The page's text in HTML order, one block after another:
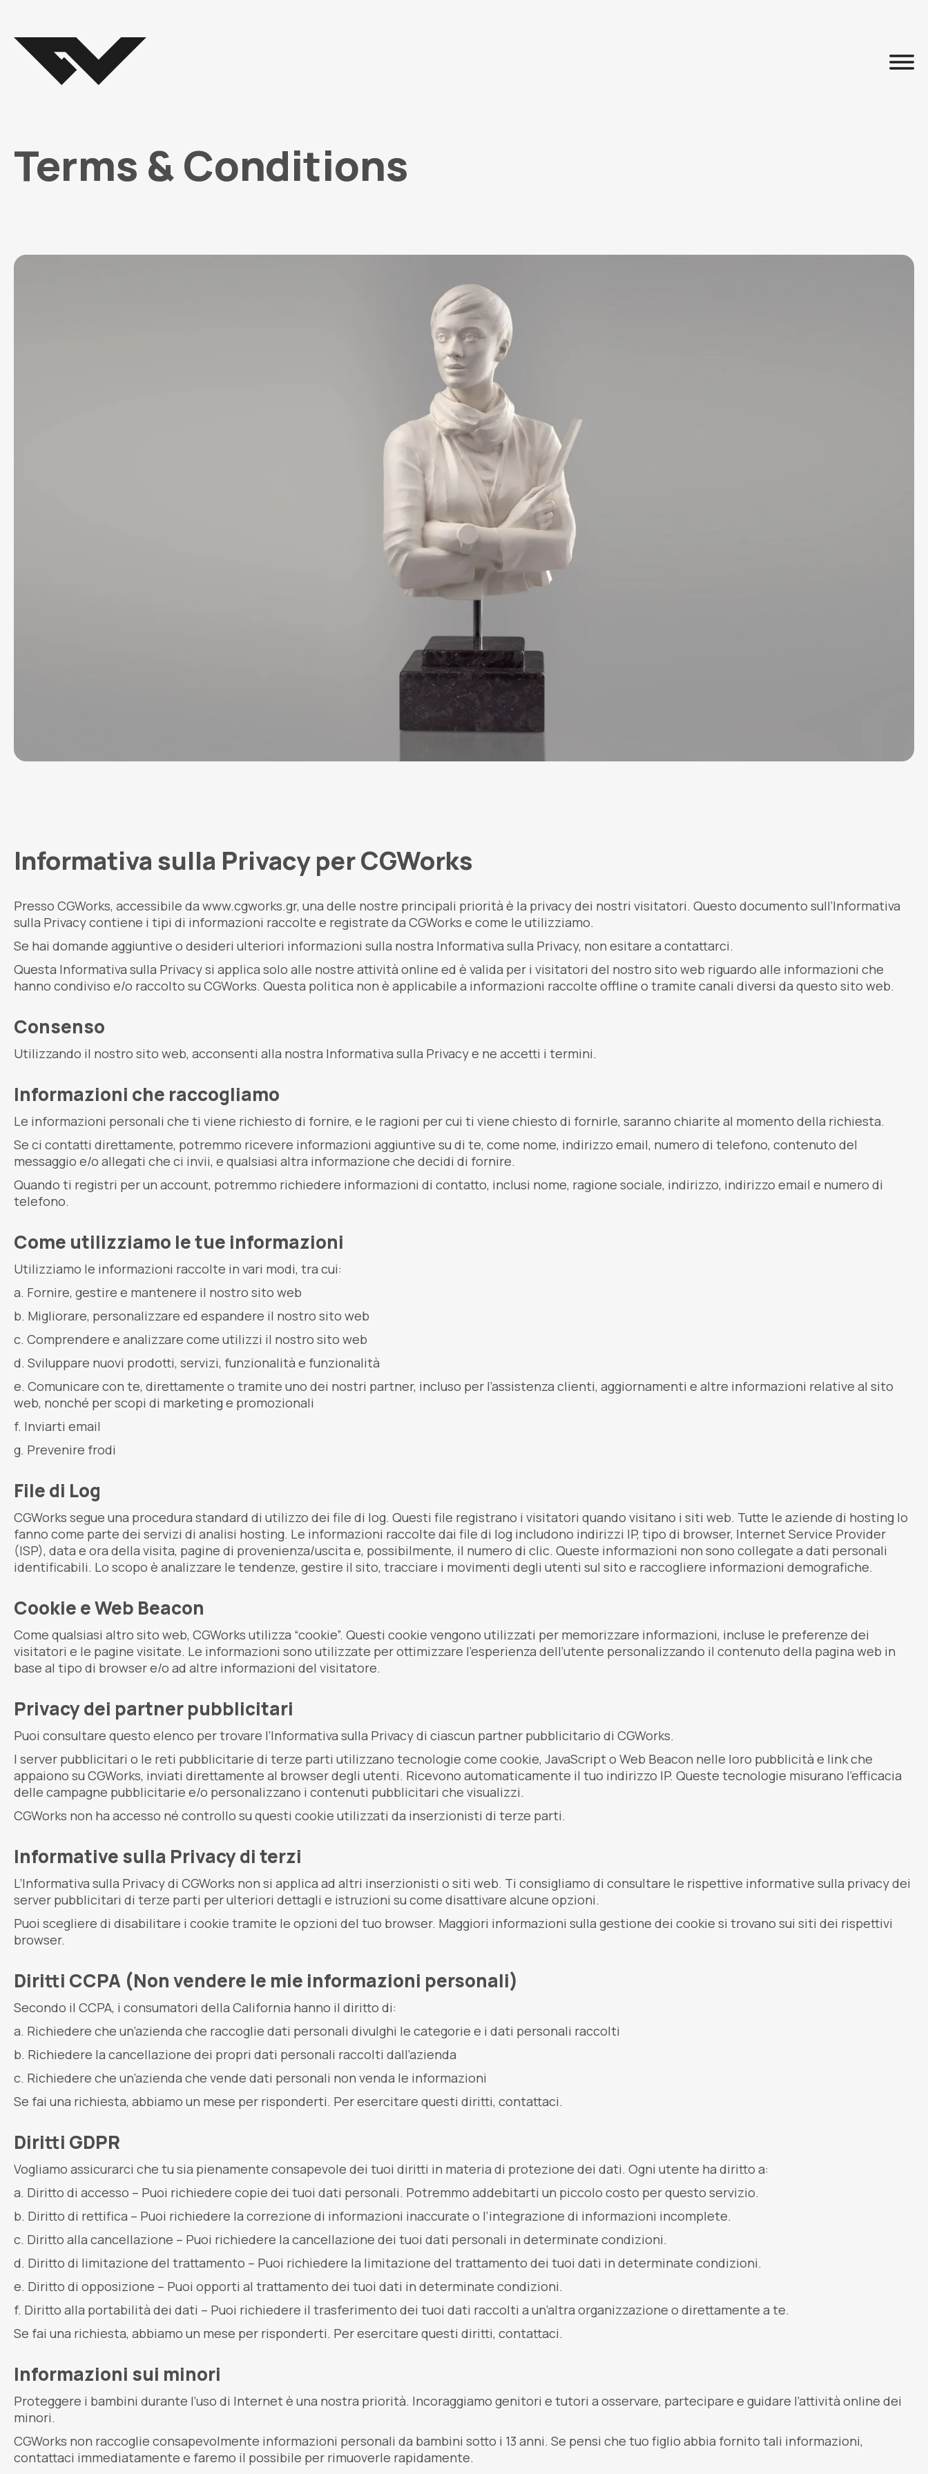
Terms & Conditions
Informativa sulla Privacy per CGWorks
Presso CGWorks, accessibile da www.cgworks.gr, una delle nostre principali priorità è la privacy dei nostri visitatori. Questo documento sull’Informativa
sulla Privacy contiene i tipi di informazioni raccolte e registrate da CGWorks e come le utilizziamo.
Se hai domande aggiuntive o desideri ulteriori informazioni sulla nostra Informativa sulla Privacy, non esitare a contattarci.
Questa Informativa sulla Privacy si applica solo alle nostre attività online ed è valida per i visitatori del nostro sito web riguardo alle informazioni che
hanno condiviso e/o raccolto su CGWorks. Questa politica non è applicabile a informazioni raccolte offline o tramite canali diversi da questo sito web.
Consenso
Utilizzando il nostro sito web, acconsenti alla nostra Informativa sulla Privacy e ne accetti i termini.
Informazioni che raccogliamo
Le informazioni personali che ti viene richiesto di fornire, e le ragioni per cui ti viene chiesto di fornirle, saranno chiarite al momento della richiesta.
Se ci contatti direttamente, potremmo ricevere informazioni aggiuntive su di te, come nome, indirizzo email, numero di telefono, contenuto del
messaggio e/o allegati che ci invii, e qualsiasi altra informazione che decidi di fornire.
Quando ti registri per un account, potremmo richiedere informazioni di contatto, inclusi nome, ragione sociale, indirizzo, indirizzo email e numero di
telefono.
Come utilizziamo le tue informazioni
Utilizziamo le informazioni raccolte in vari modi, tra cui:
Fornire, gestire e mantenere il nostro sito web
Migliorare, personalizzare ed espandere il nostro sito web
Comprendere e analizzare come utilizzi il nostro sito web
Sviluppare nuovi prodotti, servizi, funzionalità e funzionalità
Comunicare con te, direttamente o tramite uno dei nostri partner, incluso per l’assistenza clienti, aggiornamenti e altre informazioni relative al sito
web, nonché per scopi di marketing e promozionali
Inviarti email
Prevenire frodi
File di Log
CGWorks segue una procedura standard di utilizzo dei file di log. Questi file registrano i visitatori quando visitano i siti web. Tutte le aziende di hosting lo
fanno come parte dei servizi di analisi hosting. Le informazioni raccolte dai file di log includono indirizzi IP, tipo di browser, Internet Service Provider
(ISP), data e ora della visita, pagine di provenienza/uscita e, possibilmente, il numero di clic. Queste informazioni non sono collegate a dati personali
identificabili. Lo scopo è analizzare le tendenze, gestire il sito, tracciare i movimenti degli utenti sul sito e raccogliere informazioni demografiche.
Cookie e Web Beacon
Come qualsiasi altro sito web, CGWorks utilizza “cookie”. Questi cookie vengono utilizzati per memorizzare informazioni, incluse le preferenze dei
visitatori e le pagine visitate. Le informazioni sono utilizzate per ottimizzare l’esperienza dell’utente personalizzando il contenuto della pagina web in
base al tipo di browser e/o ad altre informazioni del visitatore.
Privacy dei partner pubblicitari
Puoi consultare questo elenco per trovare l’Informativa sulla Privacy di ciascun partner pubblicitario di CGWorks.
I server pubblicitari o le reti pubblicitarie di terze parti utilizzano tecnologie come cookie, JavaScript o Web Beacon nelle loro pubblicità e link che
appaiono su CGWorks, inviati direttamente al browser degli utenti. Ricevono automaticamente il tuo indirizzo IP. Queste tecnologie misurano l’efficacia
delle campagne pubblicitarie e/o personalizzano i contenuti pubblicitari che visualizzi.
CGWorks non ha accesso né controllo su questi cookie utilizzati da inserzionisti di terze parti.
Informative sulla Privacy di terzi
L’Informativa sulla Privacy di CGWorks non si applica ad altri inserzionisti o siti web. Ti consigliamo di consultare le rispettive informative sulla privacy dei
server pubblicitari di terze parti per ulteriori dettagli e istruzioni su come disattivare alcune opzioni.
Puoi scegliere di disabilitare i cookie tramite le opzioni del tuo browser. Maggiori informazioni sulla gestione dei cookie si trovano sui siti dei rispettivi
browser.
Diritti CCPA (Non vendere le mie informazioni personali)
Secondo il CCPA, i consumatori della California hanno il diritto di:
Richiedere che un’azienda che raccoglie dati personali divulghi le categorie e i dati personali raccolti
Richiedere la cancellazione dei propri dati personali raccolti dall’azienda
Richiedere che un’azienda che vende dati personali non venda le informazioni
Se fai una richiesta, abbiamo un mese per risponderti. Per esercitare questi diritti, contattaci.
Diritti GDPR
Vogliamo assicurarci che tu sia pienamente consapevole dei tuoi diritti in materia di protezione dei dati. Ogni utente ha diritto a:
Diritto di accesso – Puoi richiedere copie dei tuoi dati personali. Potremmo addebitarti un piccolo costo per questo servizio.
Diritto di rettifica – Puoi richiedere la correzione di informazioni inaccurate o l’integrazione di informazioni incomplete.
Diritto alla cancellazione – Puoi richiedere la cancellazione dei tuoi dati personali in determinate condizioni.
Diritto di limitazione del trattamento – Puoi richiedere la limitazione del trattamento dei tuoi dati in determinate condizioni.
Diritto di opposizione – Puoi opporti al trattamento dei tuoi dati in determinate condizioni.
Diritto alla portabilità dei dati – Puoi richiedere il trasferimento dei tuoi dati raccolti a un’altra organizzazione o direttamente a te.
Se fai una richiesta, abbiamo un mese per risponderti. Per esercitare questi diritti, contattaci.
Informazioni sui minori
Proteggere i bambini durante l’uso di Internet è una nostra priorità. Incoraggiamo genitori e tutori a osservare, partecipare e guidare l’attività online dei
minori.
CGWorks non raccoglie consapevolmente informazioni personali da bambini sotto i 13 anni. Se pensi che tuo figlio abbia fornito tali informazioni,
contattaci immediatamente e faremo il possibile per rimuoverle rapidamente.